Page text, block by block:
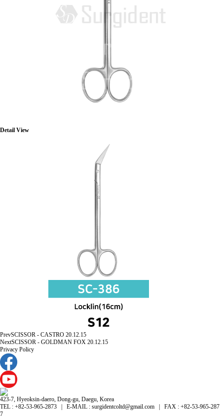
Detail View
PrevSCISSOR - CASTRO 20.12.15
NextSCISSOR - GOLDMAN FOX 20.12.15
Privacy Policy
423-7, Hyeoksin-daero, Dong-gu, Daegu, Korea
TEL : +82-53-965-2873 | E-MAIL : surgidentcoltd@gmail.com | FAX : +82-53-965-287
7